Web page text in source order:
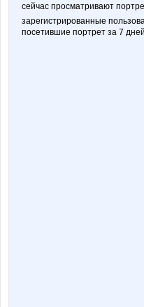
сейчас просматривают
зарегистрированные
посетившие портрет за 7